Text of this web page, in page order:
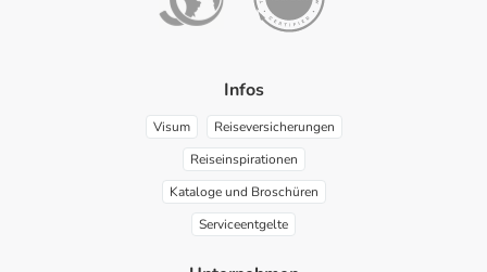
Infos
Visum
Reiseversicherungen
Reiseinspirationen
Kataloge und Broschüren
Serviceentgelte